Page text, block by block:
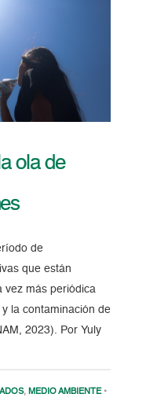
ola de
de
que están
vez más periódica
la contaminación de
2023). Por Yuly
, MEDIO AMBIENTE •